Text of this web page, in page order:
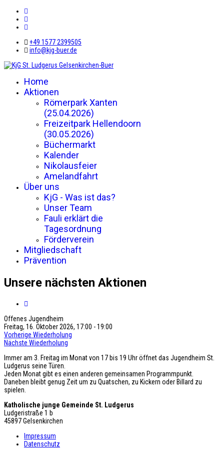
+49 1577 2399505
info@kjg-buer.de
Home
Aktionen
Römerpark Xanten
(25.04.2026)
Freizeitpark Hellendoorn
(30.05.2026)
Büchermarkt
Kalender
Nikolausfeier
Amelandfahrt
Über uns
KjG - Was ist das?
Unser Team
Fauli erklärt die
Tagesordnung
Förderverein
Mitgliedschaft
Prävention
Unsere nächsten Aktionen
Offenes Jugendheim
Freitag, 16. Oktober 2026, 17:00 - 19:00
Vorherige Wiederholung
Nächste Wiederholung
Immer am 3. Freitag im Monat von 17 bis 19 Uhr öffnet das Jugendheim St.
Ludgerus seine Türen.
Jeden Monat gibt es einen anderen gemeinsamen Programmpunkt.
Daneben bleibt genug Zeit um zu Quatschen, zu Kickern oder Billard zu
spielen.
Katholische junge Gemeinde St. Ludgerus
Ludgeristraße 1 b
45897 Gelsenkirchen
Impressum
Datenschutz